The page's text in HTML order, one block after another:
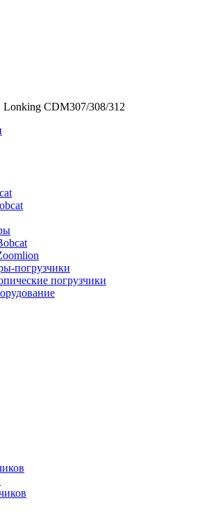
CDM307/308/312
погрузчики
погрузчики